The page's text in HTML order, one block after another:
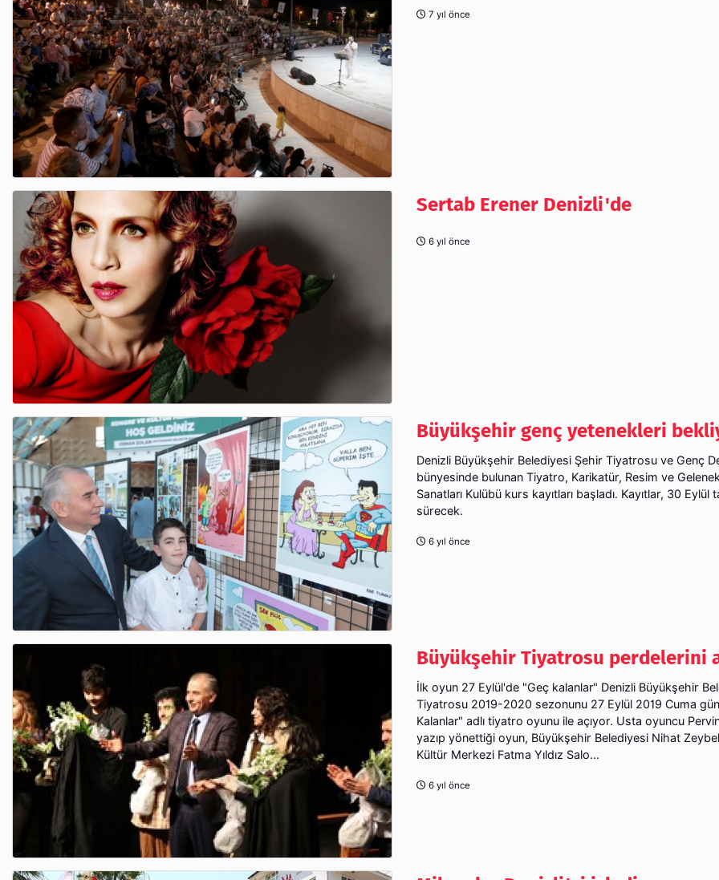
7 yıl önce
Sertab Erener Denizli'de
6 yıl önce
Büyükşehir genç yetenekleri
Denizli Büyükşehir Belediyesi Şehir Tiyatrosu ve Genç
bünyesinde bulunan Tiyatro, Karikatür, Resim ve
Sanatları Kulübü kurs kayıtları başladı. Kayıtlar, 30 Eylül
sürecek.
6 yıl önce
Büyükşehir Tiyatrosu perdelerini
İlk oyun 27 Eylül'de "Geç kalanlar" Denizli Büyükşehir
Tiyatrosu 2019-2020 sezonunu 27 Eylül 2019 Cuma
Kalanlar" adlı tiyatro oyunu ile açıyor. Usta oyuncu
yazıp yönettiği oyun, Büyükşehir Belediyesi Nihat
Kültür Merkezi Fatma Yıldız Salo...
6 yıl önce